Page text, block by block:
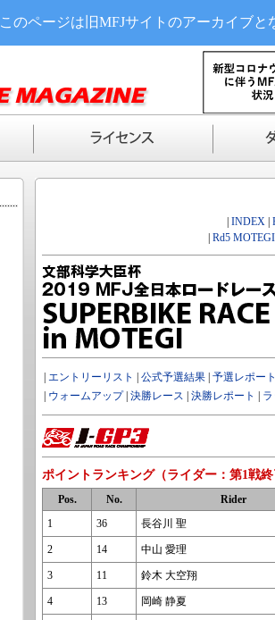
このページは旧MFJサイトのアーカイブと
INDEX
Rd5
エントリーリスト 公式予選結果 予選レポート
ウォームアップ| 決勝レース 決勝レポート
ポイントランキング（ライダー：第1戦終
Pos. No. Rider
1
36 長谷川 聖
2 14 中山 愛理
3 11 鈴木 大空翔
4 13 岡崎 静夏